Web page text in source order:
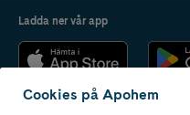
Ladda ner vår app
Cookies på Apohem